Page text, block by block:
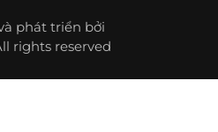
phát triển bởi
rights reserved